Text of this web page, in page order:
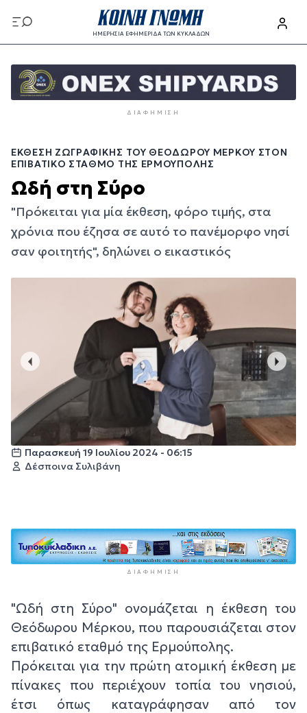
προς
το
περιεχόμενο
ΗΜΕΡΗΣΙΑ ΕΦΗΜΕΡΙΔΑ ΤΩΝ ΚΥΚΛΑΔΩΝ
προς
κυρίως
ΔΙΑΦΉΜΙΣΗ
ΈΚΘΕΣΗ ΖΩΓΡΑΦΙΚΉΣ ΤΟΥ ΘΕΌΔΩΡΟΥ ΜΈΡΚΟΥ ΣΤΟΝ
ΕΠΙΒΑΤΙΚΌ ΣΤΑΘΜΌ ΤΗΣ ΕΡΜΟΎΠΟΛΗΣ
Ωδή στη Σύρο
"Πρόκειται για μία έκθεση, φόρο τιμής, στα
χρόνια που έζησα σε αυτό το πανέμορφο νησί
σαν φοιτητής", δηλώνει ο εικαστικός
Παρασκευή 19 Ιουλίου 2024 - 06:15
Δέσποινα Συλιβάνη
ΔΙΑΦΉΜΙΣΗ
"Ωδή στη Σύρο" ονομάζεται η έκθεση του
Θεόδωρου Μέρκου, που παρουσιάζεται στον
επιβατικό εταθμό της Ερμούπολης.
Πρόκειται για την πρώτη ατομική έκθεση με
πίνακες που περιέχουν τοπία του νησιού,
έτσι όπως καταγράφησαν από τον